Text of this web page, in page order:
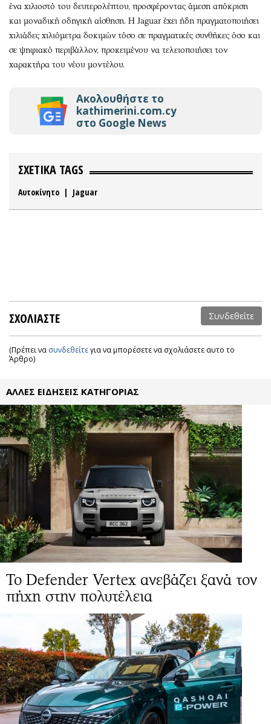
ένα χιλιοστό του δευτερολέπτου, προσφέροντας άμεση απόκριση
και μοναδική οδηγική αίσθηση. Η Jaguar έχει ήδη πραγματοποιήσει
χιλιάδες χιλιόμετρα δοκιμών τόσο σε πραγματικές συνθήκες όσο και
σε ψηφιακό περιβάλλον, προκειμένου να τελειοποιήσει τον
χαρακτήρα του νέου μοντέλου.
Ακολουθήστε το
kathimerini.com.cy
στο Google News
ΣΧΕΤΙΚΑ TAGS
Αυτοκίνητο | Jaguar
ΣΧΟΛΙΑΣΤΕ Συνδεθείτε
(Πρέπει να συνδεθείτεγια να μπορέσετε να σχολιάσετε αυτο το
Άρθρο)
ΑΛΛΕΣ ΕΙΔΗΣΕΙΣ ΚΑΤΗΓΟΡΙΑΣ
Το Defender Vertex ανεβάζει ξανά τον
πήχη στην πολυτέλεια